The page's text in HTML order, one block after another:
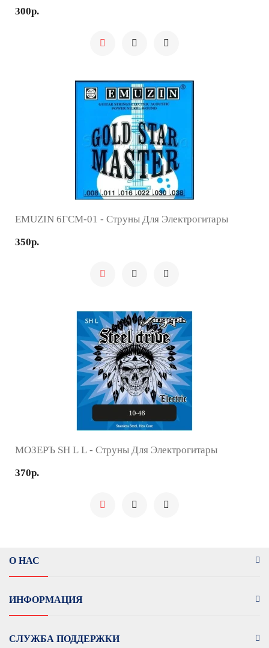
300р.
EMUZIN 6ГСМ-01 - Струны Для Электрогитары
350р.
МОЗЕРЪ SH L L - Струны Для Электрогитары
370р.
О НАС
ИНФОРМАЦИЯ
СЛУЖБА ПОДДЕРЖКИ